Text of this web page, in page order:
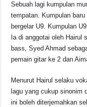
c
e
b
o
o
k
at
s
A
p
p
Sebuah lagi kumpulan
tempatan. Kumpulan
bergelar U9. Kumpulan
Ia di anggotai oleh Hairul
bass, Syed Ahmad
pemain gitar ke 2 dan
Menurut Hairul selaku
lagu yang cukup sinonim
ini boleh diterjemahkan